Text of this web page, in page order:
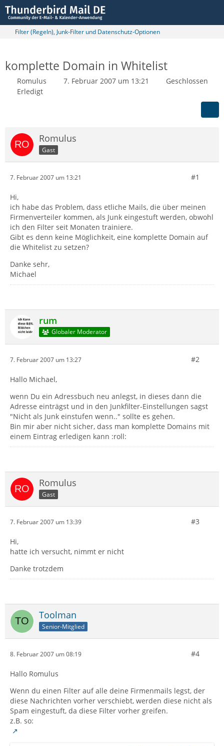
Filter (Regeln), Junk-Filter und Datenschutz-Optionen
komplette Domain in Whitelist
Romulus 7. Februar 2007 um 13:21
Geschlossen
Erledigt
Romulus
Gast
7. Februar 2007 um 13:21 #1
Hi,
ich habe das Problem, dass etliche Mails, die über meinen
Firmenverteiler kommen, als Junk eingestuft werden, obwohl
ich den Filter seit Monaten trainiere.
Gibt es denn keine Möglichkeit, eine komplette Domain auf
die Whitelist zu setzen?
Danke sehr,
Michael
rum
Globaler Moderator
7. Februar 2007 um 13:27 #2
Hallo Michael,
wenn Du ein Adressbuch neu anlegst, in dieses dann die
Adresse einträgst und in den Junkfilter-Einstellungen sagst
"Nicht als Junk einstufen wenn.." sollte es gehen.
Bin mir aber nicht sicher, dass man komplette Domains mit
einem Eintrag erledigen kann :roll:
Romulus
Gast
7. Februar 2007 um 13:39 #3
Hi,
hatte ich versucht, nimmt er nicht
Danke trotzdem
Toolman
Senior-Mitglied
8. Februar 2007 um 08:19 #4
Hallo Romulus
Wenn du einen Filter auf alle deine Firmenmails legst, der
diese Nachrichten vorher verschiebt, werden diese nicht als
Spam eingestuft, da diese Filter vorher greifen.
z.B. so: